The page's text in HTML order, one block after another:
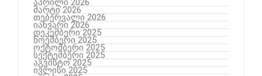
აპრილი 2026
მარტი 2026
თებერვალი 2026
იანვარი 2026
დეკემბერი 2025
ნოემბერი 2025
ოქტომბერი 2025
სექტემბერი 2025
აგვისტო 2025
ივლისი 2025